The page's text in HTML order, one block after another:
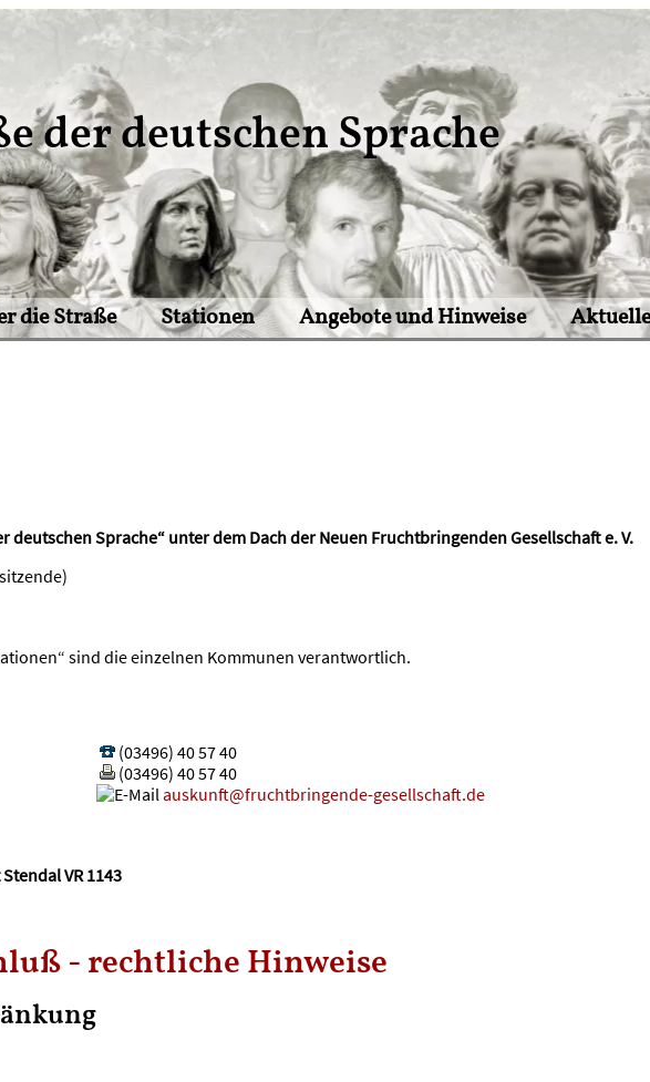
der deutschen Sprache
die Straße Stationen Angebote und Hinweise
deutschen Sprache“ unter dem Dach der Neuen Fruchtbringenden Gesellschaft e. V.
sind die einzelnen Kommunen verantwortlich.
(03496) 40 57 40
(03496) 40 57 40
auskunft@fruchtbringende-gesellschaft.de
VR 1143
- rechtliche Hinweise